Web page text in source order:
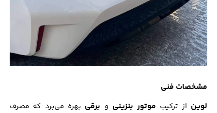
مشخصات فنی
لوین از ترکیب موتور بنزینی و برقی بهره می‌برد که مصرف